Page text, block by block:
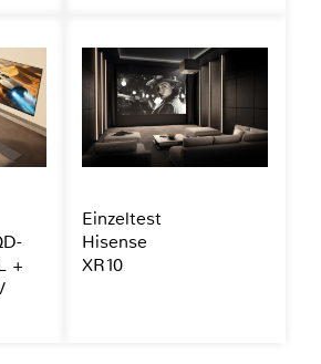
+
Einzeltest
Hisense
XR10